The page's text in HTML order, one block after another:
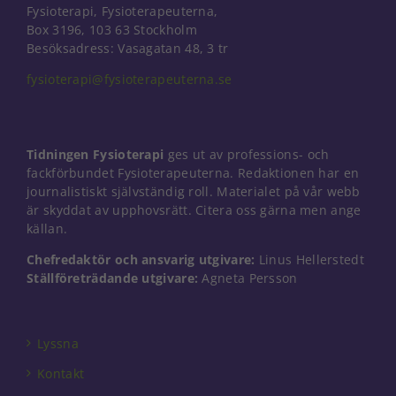
Fysioterapi, Fysioterapeuterna,
Box 3196, 103 63 Stockholm
Besöksadress: Vasagatan 48, 3 tr
fysioterapi@fysioterapeuterna.se
Tidningen Fysioterapi ges ut av professions- och
fackförbundet Fysioterapeuterna. Redaktionen har en
journalistiskt självständig roll. Materialet på vår webb
är skyddat av upphovsrätt. Citera oss gärna men ange
källan.
Chefredaktör och ansvarig utgivare: Linus Hellerstedt
Ställföreträdande utgivare: Agneta Persson
Lyssna
Kontakt
hur
används.
För att vår
hemsida ska
prestera så
bra som
Om du nekar
de här